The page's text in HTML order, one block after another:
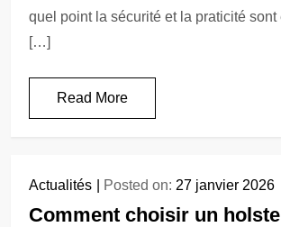
quel point la sécurité et la praticité
[…]
Read More
Actualités Posted on: 27 janvier 2026
Comment choisir un